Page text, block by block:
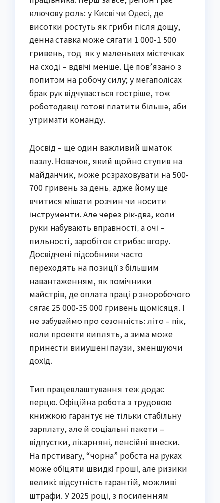
ключову роль: у Києві чи Одесі, де
висотки ростуть як гриби після дощу,
денна ставка може сягати 1 000-1 500
гривень, тоді як у маленьких містечках
на сході – вдвічі менше. Це пов’язано з
попитом на робочу силу; у мегаполісах
брак рук відчувається гостріше, тож
роботодавці готові платити більше, аби
утримати команду.
Досвід – ще один важливий шматок
пазлу. Новачок, який щойно ступив на
майданчик, може розраховувати на 500-
700 гривень за день, адже йому ще
вчитися мішати розчин чи носити
інструменти. Але через рік-два, коли
руки набувають вправності, а очі –
пильності, заробіток стрибає вгору.
Досвідчені підсобники часто
переходять на позиції з більшим
навантаженням, як помічники
майстрів, де оплата праці різноробочого
сягає 25 000-35 000 гривень щомісяця. І
не забуваймо про сезонність: літо – пік,
коли проекти киплять, а зима може
принести вимушені паузи, зменшуючи
дохід.
Тип працевлаштування теж додає
перцю. Офіційна робота з трудовою
книжкою гарантує не тільки стабільну
зарплату, але й соціальні пакети –
відпустки, лікарняні, пенсійні внески.
На противагу, “чорна” робота на руках
може обіцяти швидкі гроші, але ризики
великі: відсутність гарантій, можливі
штрафи. У 2025 році, з посиленням